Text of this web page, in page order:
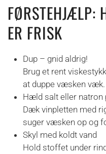
FØRSTEHJÆLP:
ER FRISK
Dup – gnid aldrig!
Brug et rent
at duppe væsken væk.
Hæld salt eller natron
Dæk vinpletten med
suger væsken op og
Skyl med koldt vand
Hold stoffet under